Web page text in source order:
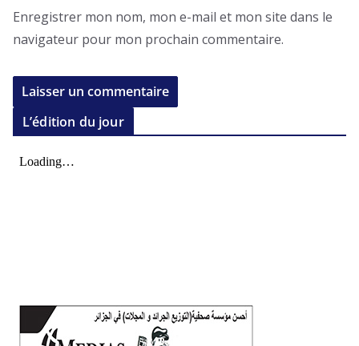
Enregistrer mon nom, mon e-mail et mon site dans le
navigateur pour mon prochain commentaire.
L’édition du jour